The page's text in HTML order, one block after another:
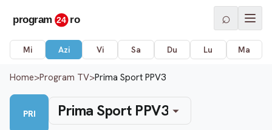
⌕
Mi Azi Vi Sa Du Lu Ma
Home>Program TV>Prima Sport PPV3
PRI Prima Sport PPV3